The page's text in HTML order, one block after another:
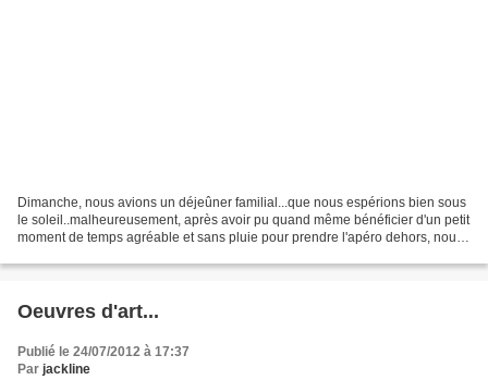
Dimanche, nous avions un déjeûner familial...que nous espérions bien sous
le soleil..malheureusement, après avoir pu quand même bénéficier d'un petit
moment de temps agréable et sans pluie pour prendre l'apéro dehors, nous
Oeuvres d'art...
Publié le 24/07/2012 à 17:37
Par jackline